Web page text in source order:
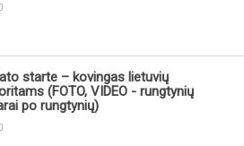
starte – kovingas lietuvių
(FOTO, VIDEO - rungtynių
po rungtynių)